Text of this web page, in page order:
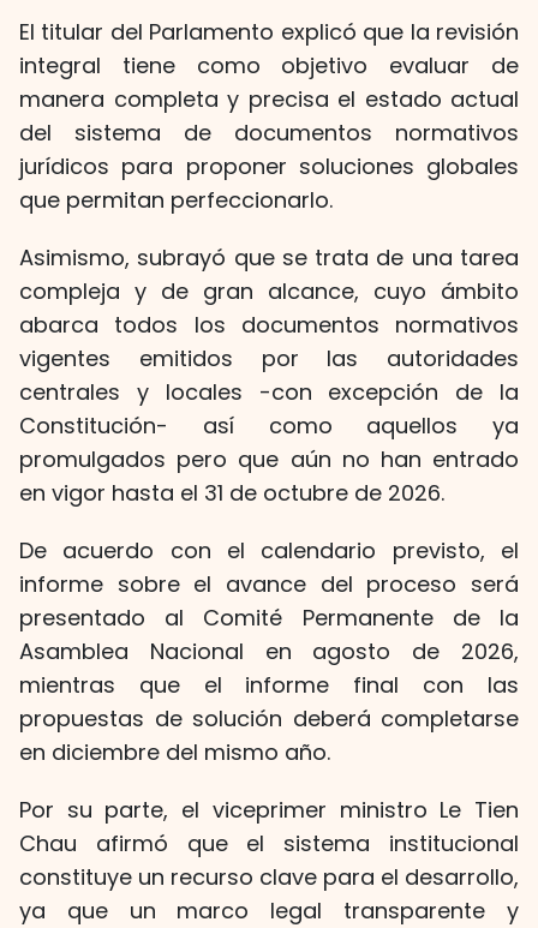
El titular del Parlamento explicó que la revisión
integral tiene como objetivo evaluar de
manera completa y precisa el estado actual
del sistema de documentos normativos
jurídicos para proponer soluciones globales
que permitan perfeccionarlo.
Asimismo, subrayó que se trata de una tarea
compleja y de gran alcance, cuyo ámbito
abarca todos los documentos normativos
vigentes emitidos por las autoridades
centrales y locales -con excepción de la
Constitución- así como aquellos ya
promulgados pero que aún no han entrado
en vigor hasta el 31 de octubre de 2026.
De acuerdo con el calendario previsto, el
informe sobre el avance del proceso será
presentado al Comité Permanente de la
Asamblea Nacional en agosto de 2026,
mientras que el informe final con las
propuestas de solución deberá completarse
en diciembre del mismo año.
Por su parte, el viceprimer ministro Le Tien
Chau afirmó que el sistema institucional
constituye un recurso clave para el desarrollo,
ya que un marco legal transparente y